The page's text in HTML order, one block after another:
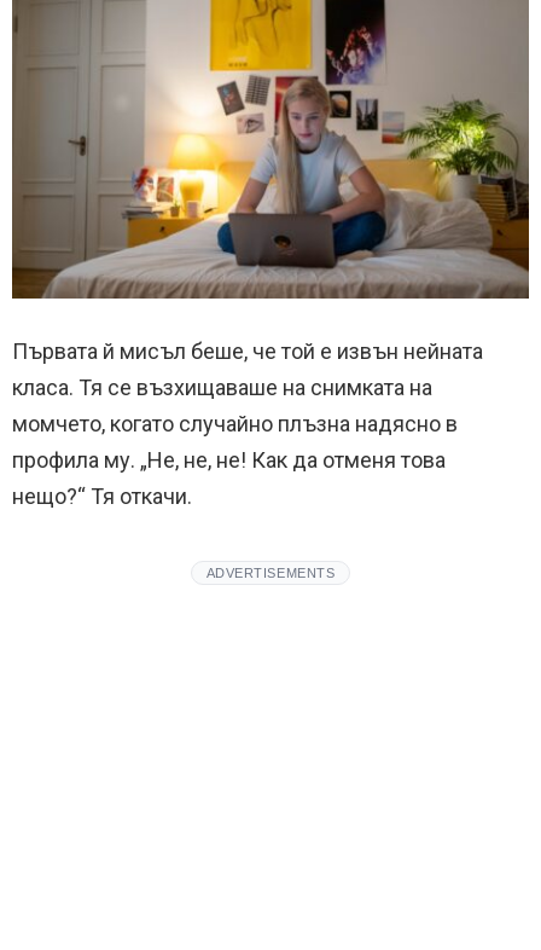
Първата й мисъл беше, че той е извън нейната
класа. Тя се възхищаваше на снимката на
момчето, когато случайно плъзна надясно в
профила му. „Не, не, не! Как да отменя това
нещо?“ Тя откачи.
ADVERTISEMENTS